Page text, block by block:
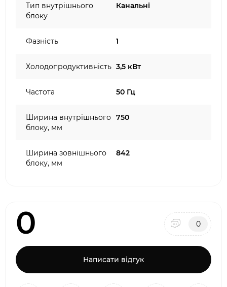
Тип внутрішнього
блоку
Канальні
Фазність 1
Холодопродуктивність 3,5 кВт
Частота 50 Гц
Ширина внутрішнього
блоку, мм
750
Ширина зовнішнього
блоку, мм
842
0 0
Написати відгук